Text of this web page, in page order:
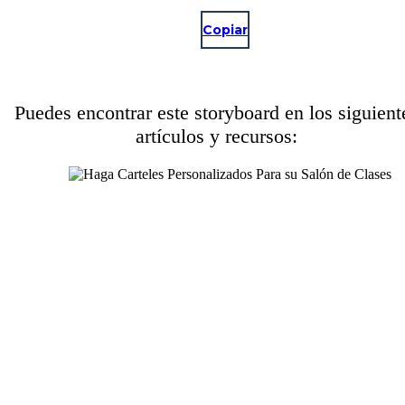
Copiar
Puedes encontrar este storyboard en los
artículos y recursos: